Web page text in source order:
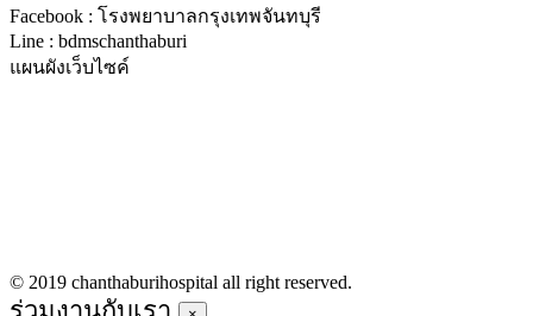
Facebook : โรงพยาบาลกรุงเทพจันทบุรี
Line : bdmschanthaburi
แผนผังเว็บไซค์
© 2019 chanthaburihospital all right reserved.